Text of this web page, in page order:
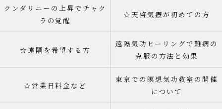
クンダリニーの上昇でチャク
ラの覚醒
☆天啓気療が初めての方
☆遠隔を希望する方
遠隔気功ヒーリングで難病の
克服の方法と効果
☆営業日料金など
東京での瞑想気功教室の開催
について